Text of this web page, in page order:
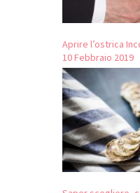
Aprire l’ostrica
10 Febbraio 2019